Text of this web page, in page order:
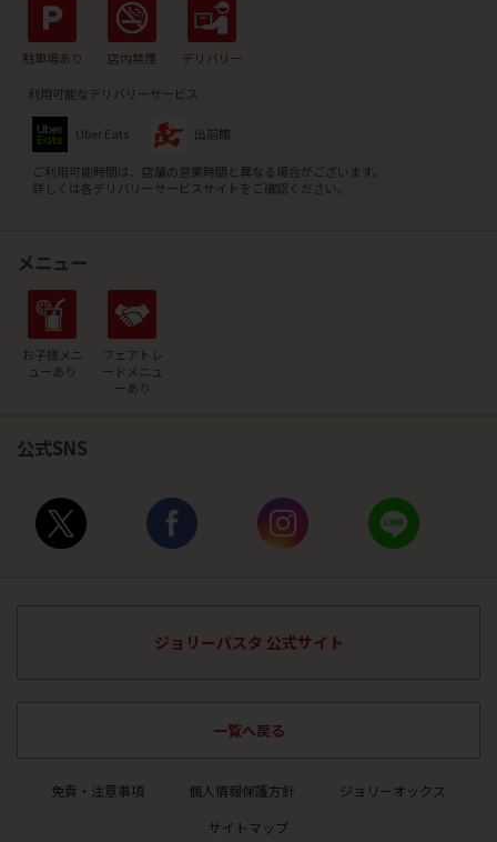
駐車場あり 店内禁煙
デリバリー
利用可能なデリバリーサービス
Uber Eats 出前館
ご利用可能時間は、店舗の営業時間と異なる場合がございます。
詳しくは各デリバリーサービスサイトをご確認ください。
メニュー
お子様メニ
ューあり
フェアトレ
ード メニュ
ーあり
公式SNS
ジョリーパスタ 公式サイト
一覧へ戻る
免責・注意事項 個人情報保護方針
ジョリーオックス
サイトマップ